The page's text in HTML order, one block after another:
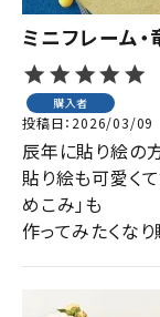
ミニフレーム
購入者
投稿日 2026/03/09
辰年に貼り絵の
貼り絵も可愛く
めこみ」も
作ってみたくなり